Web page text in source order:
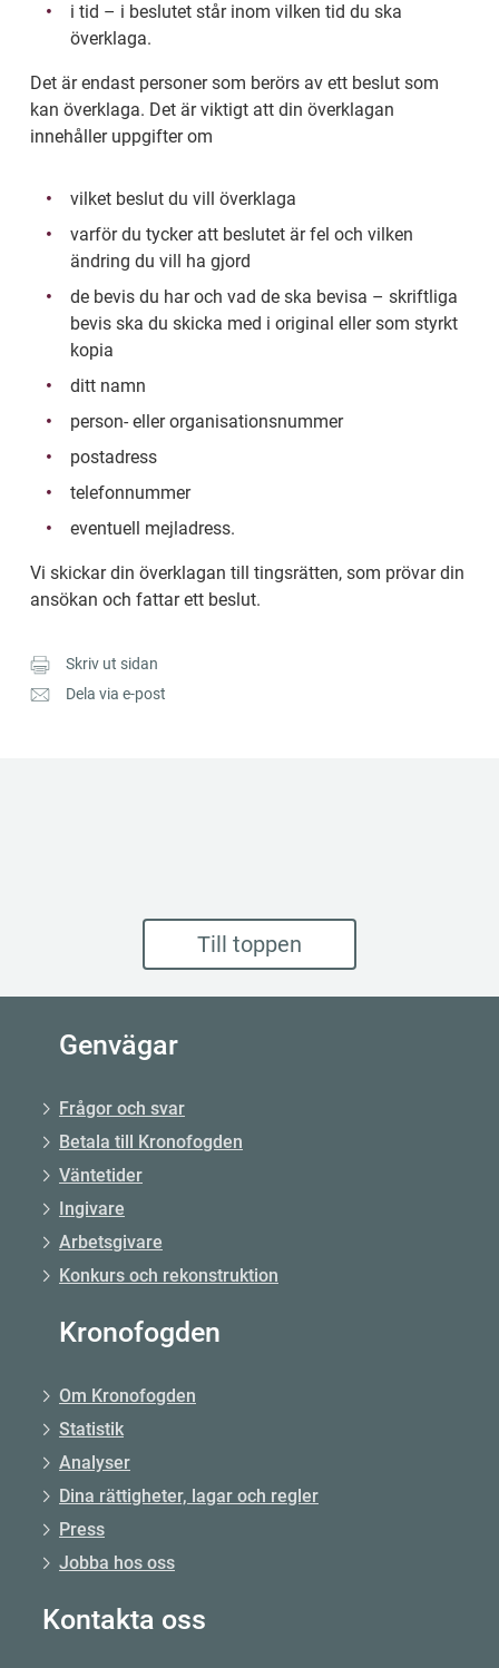
i tid – i beslutet står inom vilken tid du ska
överklaga.
Det är endast personer som berörs av ett beslut som
kan överklaga. Det är viktigt att din överklagan
innehåller uppgifter om
vilket beslut du vill överklaga
varför du tycker att beslutet är fel och vilken
ändring du vill ha gjord
de bevis du har och vad de ska bevisa – skriftliga
bevis ska du skicka med i original eller som styrkt
kopia
ditt namn
person- eller organisationsnummer
postadress
telefonnummer
eventuell mejladress.
Vi skickar din överklagan till tingsrätten, som prövar din
ansökan och fattar ett beslut.
Skriv ut sidan
Dela via e-post
Till toppen
Genvägar
Frågor och svar
Betala till Kronofogden
Väntetider
Ingivare
Arbetsgivare
Konkurs och rekonstruktion
Kronofogden
Om Kronofogden
Statistik
Analyser
Dina rättigheter, lagar och regler
Press
Jobba hos oss
Kontakta oss